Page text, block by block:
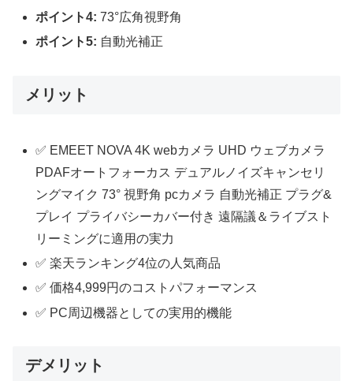
ポイント4: 73°広角視野角
ポイント5: 自動光補正
メリット
✅ EMEET NOVA 4K webカメラ UHD ウェブカメラ
PDAFオートフォーカス デュアルノイズキャンセリ
ングマイク 73° 視野角 pcカメラ 自動光補正 プラグ&
プレイ プライバシーカバー付き 遠隔議＆ライブスト
リーミングに適用の実力
✅ 楽天ランキング4位の人気商品
✅ 価格4,999円のコストパフォーマンス
✅ PC周辺機器としての実用的機能
デメリット